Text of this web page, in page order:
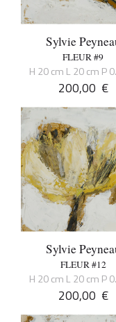
Sylvie
FLEUR #9
H 20 cm L 20 cm P
200,00 €
Sylvie
FLEUR #12
H 20 cm L 20 cm P
200,00 €